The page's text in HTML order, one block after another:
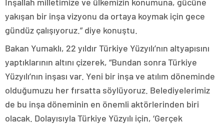
yakışan bir inşa vizyonu da ortaya koymak için gece
gündüz çalışıyoruz.” diye konuştu.
Bakan Yumaklı, 22 yıldır Türkiye Yüzyılı’nın altyapısını
yaptıklarının altını çizerek, “Bundan sonra Türkiye
Yüzyılı’nın inşası var. Yeni bir inşa ve atılım döneminde
olduğumuzu her fırsatta söylüyoruz. Belediyelerimiz
de bu inşa döneminin en önemli aktörlerinden biri
olacak. Dolayısıyla Türkiye Yüzyılı için, ‘Gerçek